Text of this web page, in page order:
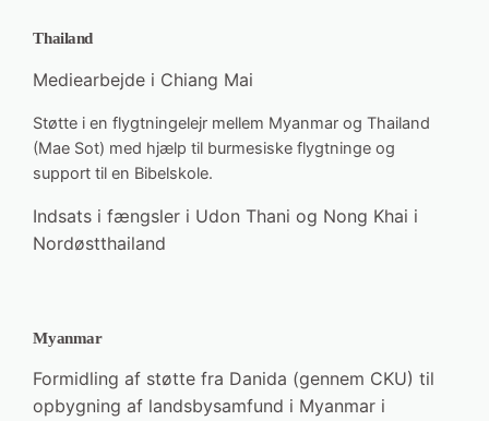
Thailand
Mediearbejde i Chiang Mai
Støtte i en flygtningelejr mellem Myanmar og Thailand
(Mae Sot) med hjælp til burmesiske flygtninge og
support til en Bibelskole.
Indsats i fængsler i Udon Thani og Nong Khai i
Nordøstthailand
Myanmar
Formidling af støtte fra Danida (gennem CKU) til
opbygning af landsbysamfund i Myanmar i